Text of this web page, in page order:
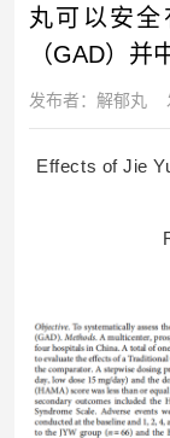
丸可以安
（GAD）并
发布者：解郁丸
Effects of Jie